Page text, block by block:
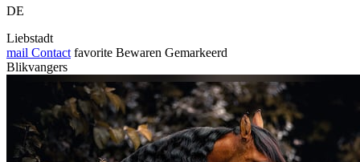
DE
Liebstadt
mail Contact favorite Bewaren Gemarkeerd
Blikvangers